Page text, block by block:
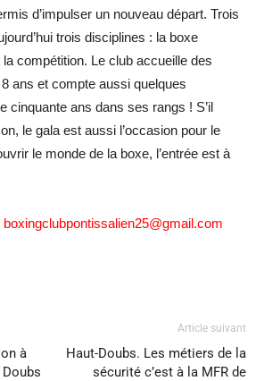
d’impulser un nouveau départ. Trois
trois disciplines : la boxe
compétition. Le club accueille des
ans et compte aussi quelques
cinquante ans dans ses rangs ! S’il
le gala est aussi l’occasion pour le
le monde de la boxe, l’entrée est à
boxingclubpontissalien25@gmail.com
à
Doubs
Article suivant
Haut-Doubs. Les métiers de la
sécurité c’est à la MFR de